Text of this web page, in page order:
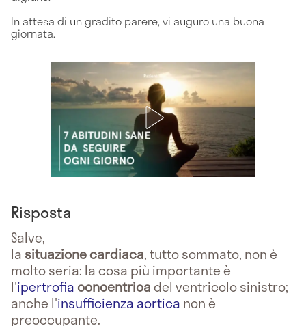
In attesa di un gradito parere, vi auguro una buona
giornata.
Risposta
Salve,
la situazione cardiaca, tutto sommato, non è
molto seria: la cosa più importante è
l'ipertrofiaconcentricadel ventricolo sinistro;
anche l'insufficienza aortica non è
preoccupante.